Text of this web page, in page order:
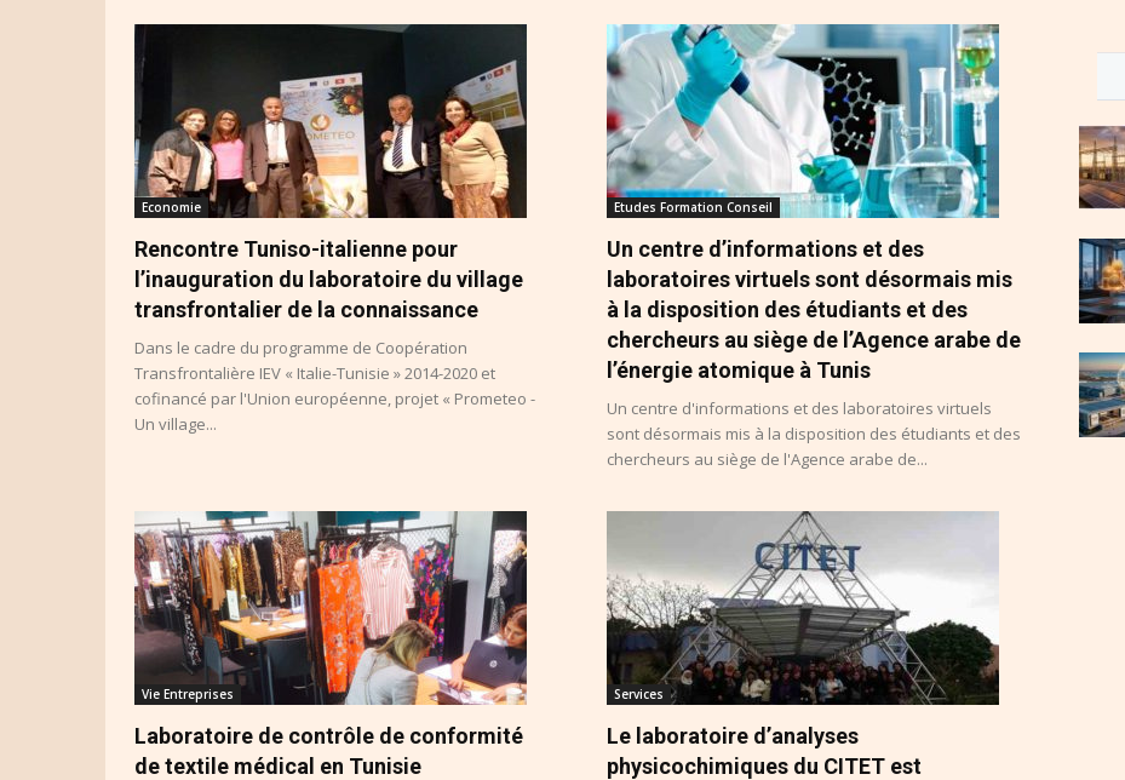
Economie
Rencontre Tuniso-italienne pour
l’inauguration du laboratoire du village
transfrontalier de la connaissance
Dans le cadre du programme de Coopération
Transfrontalière IEV « Italie-Tunisie » 2014-2020 et
cofinancé par l'Union européenne, projet « Prometeo -
Un village...
Etudes Formation Conseil
Un centre d’informations et des
laboratoires virtuels sont désormais mis
à la disposition des étudiants et des
chercheurs au siège de l’Agence arabe de
l’énergie atomique à Tunis
Un centre d'informations et des laboratoires virtuels
sont désormais mis à la disposition des étudiants et des
chercheurs au siège de l'Agence arabe de...
Vie Entreprises
Laboratoire de contrôle de conformité
de textile médical en Tunisie
Services
Le laboratoire d’analyses
physicochimiques du CITET est